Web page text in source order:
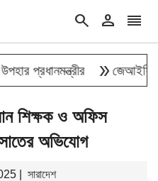
search person reorder
double_arrowজেআইসিতে এক-
শিক্ষক ও অফিস
অভিযোগ
| সারাদেশ